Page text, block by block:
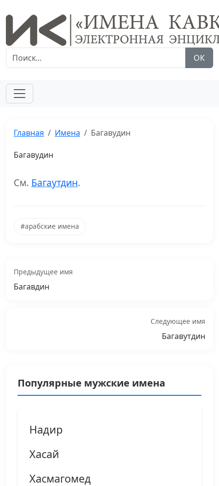
ОК
Главная Имена Багавудин
Багавудин
См. Багаутдин.
#арабские имена
Предыдущее имя
Багавдин
Следующее имя
Багавутдин
Популярные мужские имена
Надир
Хасай
Хасмагомед